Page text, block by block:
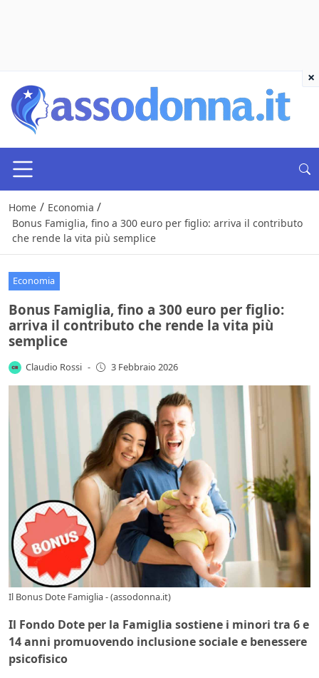
Home / Economia /
Bonus Famiglia, fino a 300 euro per figlio: arriva il contributo
che rende la vita più semplice
Economia
Bonus Famiglia, fino a 300 euro per figlio:
arriva il contributo che rende la vita più
semplice
Claudio Rossi - 3 Febbraio 2026
Il Bonus Dote Famiglia - (assodonna.it)
Il Fondo Dote per la Famiglia sostiene i minori tra 6 e
14 anni promuovendo inclusione sociale e benessere
psicofisico
×